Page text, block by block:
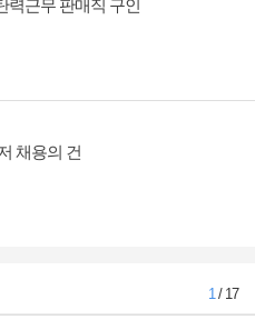
력근무 판매직 구인
채용의 건
1/ 17